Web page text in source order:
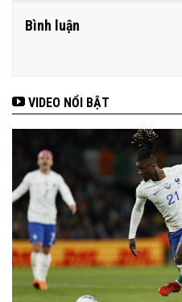
Bình luận
VIDEO NỔI BẬT